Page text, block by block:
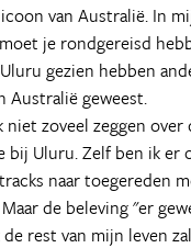
van Australië. In
je rondgereisd
gezien hebben
Australië geweest.
niet zoveel zeggen over
bij Uluru. Zelf ben ik er
naar toegereden
de beleving "er
rest van mijn leven